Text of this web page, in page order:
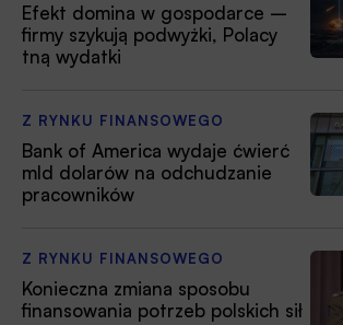
Efekt domina w gospodarce –
firmy szykują podwyżki, Polacy
tną wydatki
Z RYNKU FINANSOWEGO
Bank of America wydaje ćwierć
mld dolarów na odchudzanie
pracowników
Z RYNKU FINANSOWEGO
Konieczna zmiana sposobu
finansowania potrzeb polskich sił